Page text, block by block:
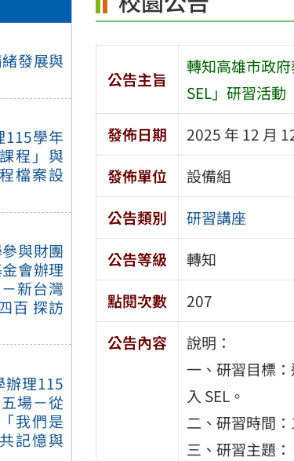
發展與
115學年
程」與
檔案設
與財團
會辦理
新台灣
百 探訪
辦理115
場－從
我們是
記憶與
公告主旨
轉知高雄市政
SEL」研習活動
發佈日期
2025 年 12 月
發佈單位
設備組
公告類別
研習講座
公告等級
轉知
點閱次數
207
公告內容
說明：
一、研習目標
入 SEL。
二、研習時間
三、研習主題